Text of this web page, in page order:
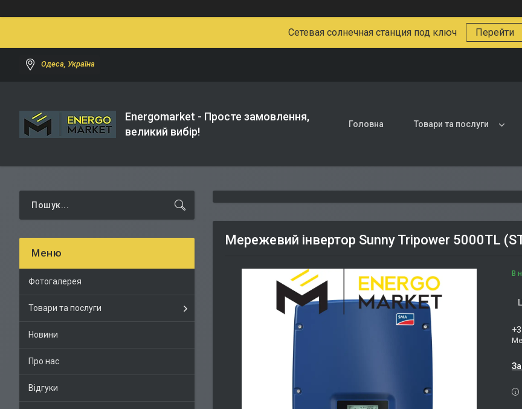
Сетевая солнечная станция под ключ Перейти
Одеса, Україна
Energomarket - Просте замовлення,
великий вибір!
Головна Товари та послуги
Мережевий інвертор Sunny Tripower 5000TL
В
Фотогалерея
Товари та послуги
Новини
Про нас
Відгуки